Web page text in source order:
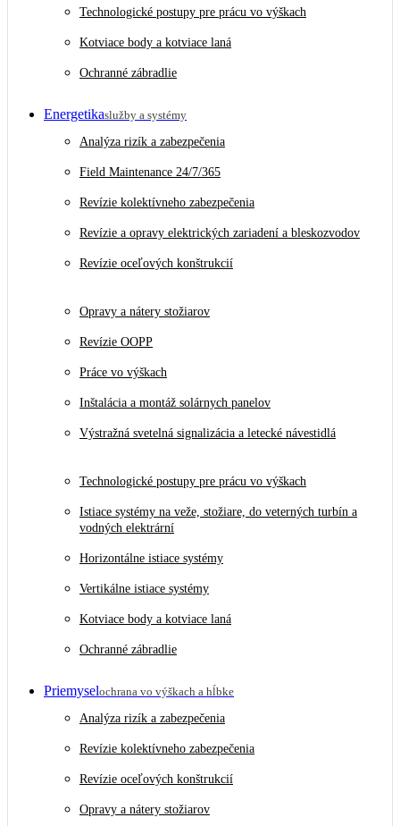
Technologické postupy pre prácu vo výškach
Kotviace body a kotviace laná
Ochranné zábradlie
Energetikaslužby a systémy
Analýza rizík a zabezpečenia
Field Maintenance 24/7/365
Revízie kolektívneho zabezpečenia
Revízie a opravy elektrických zariadení a bleskozvodov
Revízie oceľových konštrukcií
Opravy a nátery stožiarov
Revízie OOPP
Práce vo výškach
Inštalácia a montáž solárnych panelov
Výstražná svetelná signalizácia a letecké návestidlá
Technologické postupy pre prácu vo výškach
Istiace systémy na veže, stožiare, do veterných turbín a
vodných elektrární
Horizontálne istiace systémy
Vertikálne istiace systémy
Kotviace body a kotviace laná
Ochranné zábradlie
Priemyselochrana vo výškach a hĺbke
Analýza rizík a zabezpečenia
Revízie kolektívneho zabezpečenia
Revízie oceľových konštrukcií
Opravy a nátery stožiarov